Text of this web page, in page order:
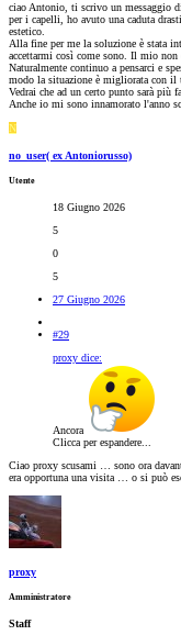
ciao Antonio, ti scrivo un messaggio
per i capelli, ho avuto una caduta
estetico.
Alla fine per me la soluzione è stata
accettarmi così come sono. Il mio non
Naturalmente continuo a pensarci e
modo la situazione è migliorata con il
Vedrai che ad un certo punto sarà più
Anche io mi sono innamorato l'anno
N
no_user( ex Antoniorusso)
Utente
18 Giugno 2026
5
0
5
27 Giugno 2026
#29
proxy dice:
Ancora
Clicca per espandere...
Ciao proxy scusami … sono ora
era opportuna una visita … o si può
proxy
Amministratore
Staff